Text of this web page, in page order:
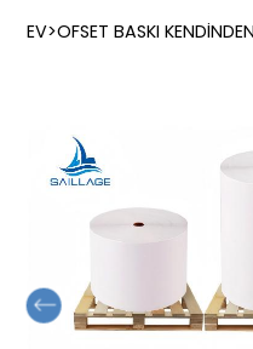
EV>OFSET BASKI